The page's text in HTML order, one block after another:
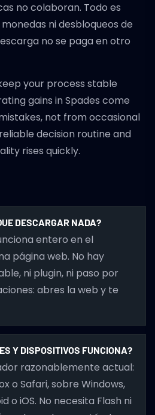
no colaboran. Todo es
ni desbloqueos de
no se paga en otro
your process stable
gains in Spades come
not from occasional
decision routine and
rises quickly.
DESCARGAR NADA?
entero en el
página web. No hay
ni plugin, ni paso por
abres la web y te
Y DISPOSITIVOS FUNCIONA?
razonablemente actual:
o Safari, sobre Windows,
o iOS. No necesita Flash ni